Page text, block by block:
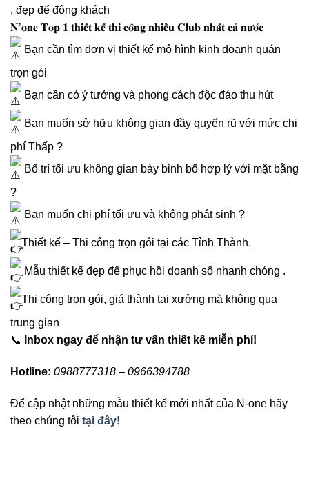
, đẹp để đông khách
𝐍’𝐨𝐧𝐞 𝐓𝐨𝐩 𝟏 𝐭𝐡𝐢𝐞̂́𝐭 𝐤𝐞̂́ 𝐭𝐡𝐢 𝐜𝐨̂𝐧𝐠 𝐧𝐡𝐢𝐞̂̀𝐮 𝐂𝐥𝐮𝐛 𝐧𝐡𝐚̂́𝐭 𝐜𝐚̉ 𝐧𝐮̛𝐨̛́𝐜
Bạn cần tìm đơn vị thiết kế mô hình kinh doanh quán
trọn gói
Bạn cần có ý tưởng và phong cách độc đáo thu hút
Bạn muốn sở hữu không gian đầy quyến rũ với mức chi
phí Thấp ?
Bố trí tối ưu không gian bày binh bố hợp lý với mặt bằng
?
Bạn muốn chi phí tối ưu và không phát sinh ?
Thiết kế – Thi công trọn gói tại các Tỉnh Thành.
Mẫu thiết kế đẹp để phục hồi doanh số nhanh chóng .
Thi công trọn gói, giá thành tại xưởng mà không qua
trung gian
📞
Inbox ngay để nhận tư vấn thiết kế miễn phí!
Hotline: 0988777318 – 0966394788
Để cập nhật những mẫu thiết kế mới nhất của N-one hãy
theo chúng tôi tại đây!